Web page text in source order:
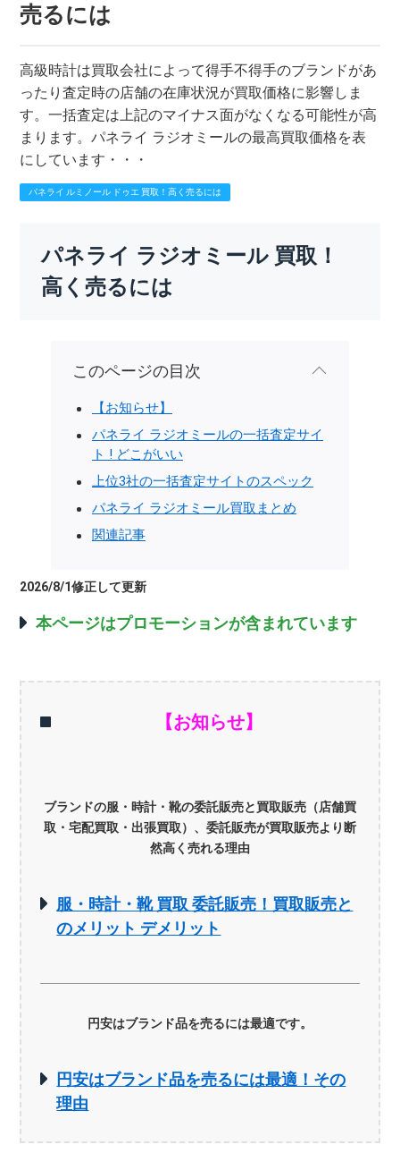
売るには
高級時計は買取会社によって得手不得手のブランドがあ
ったり査定時の店舗の在庫状況が買取価格に影響しま
す。一括査定は上記のマイナス面がなくなる可能性が高
まります。パネライ ラジオミールの最高買取価格を表
にしています・・・
パネライ ルミノール ドゥエ 買取！高く売るには
パネライ ラジオミール 買取！
高く売るには
このページの目次
【お知らせ】
パネライ ラジオミールの一括査定サイ
ト ! どこがいい
上位3社の一括査定サイトのスペック
パネライ ラジオミール買取まとめ
関連記事
2026/8/1修正して更新
本ページはプロモーションが含まれています
【お知らせ】
ブランドの服・時計・靴の委託販売と買取販売（店舗買
取・宅配買取・出張買取）、委託販売が買取販売より断
然高く売れる理由
服・時計・靴 買取 委託販売！買取販売と
のメリット デメリット
円安はブランド品を売るには最適です。
円安はブランド品を売るには最適！その
理由